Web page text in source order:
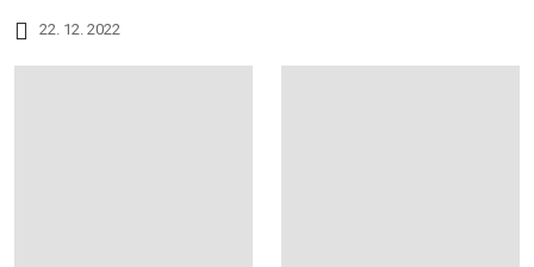
22. 12. 2022